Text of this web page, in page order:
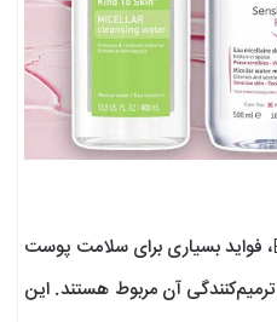
دکسپانتنول، پیش‌ساز ویتامین B5، فواید بسیاری برای سلامت پوست
آن مربوط هستند. این